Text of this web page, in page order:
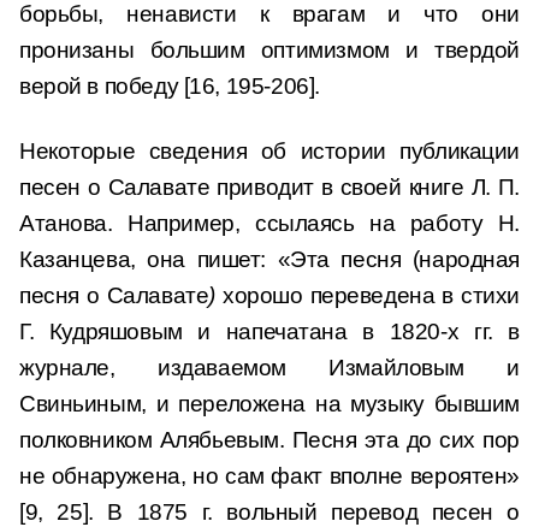
борьбы, ненависти к врагам и что они
пронизаны большим оптимизмом и твердой
верой в победу [16, 195-206].
Некоторые сведения об истории публикации
песен о Салавате приводит в своей книге Л. П.
Атанова. Например, ссылаясь на работу Н.
Казанцева, она пишет: «Эта песня (народная
песня о Салавате)хорошо переведена в стихи
Г. Кудряшовым и напечатана в 1820-х гг. в
журнале, издаваемом Измайловым и
Свиньиным, и переложена на музыку бывшим
полковником Алябьевым. Песня эта до сих пор
не обнаружена, но сам факт вполне вероятен»
[9, 25]. В 1875 г. вольный перевод песен о